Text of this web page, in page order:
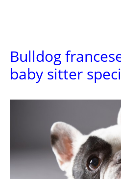
Bulldog
baby sitter